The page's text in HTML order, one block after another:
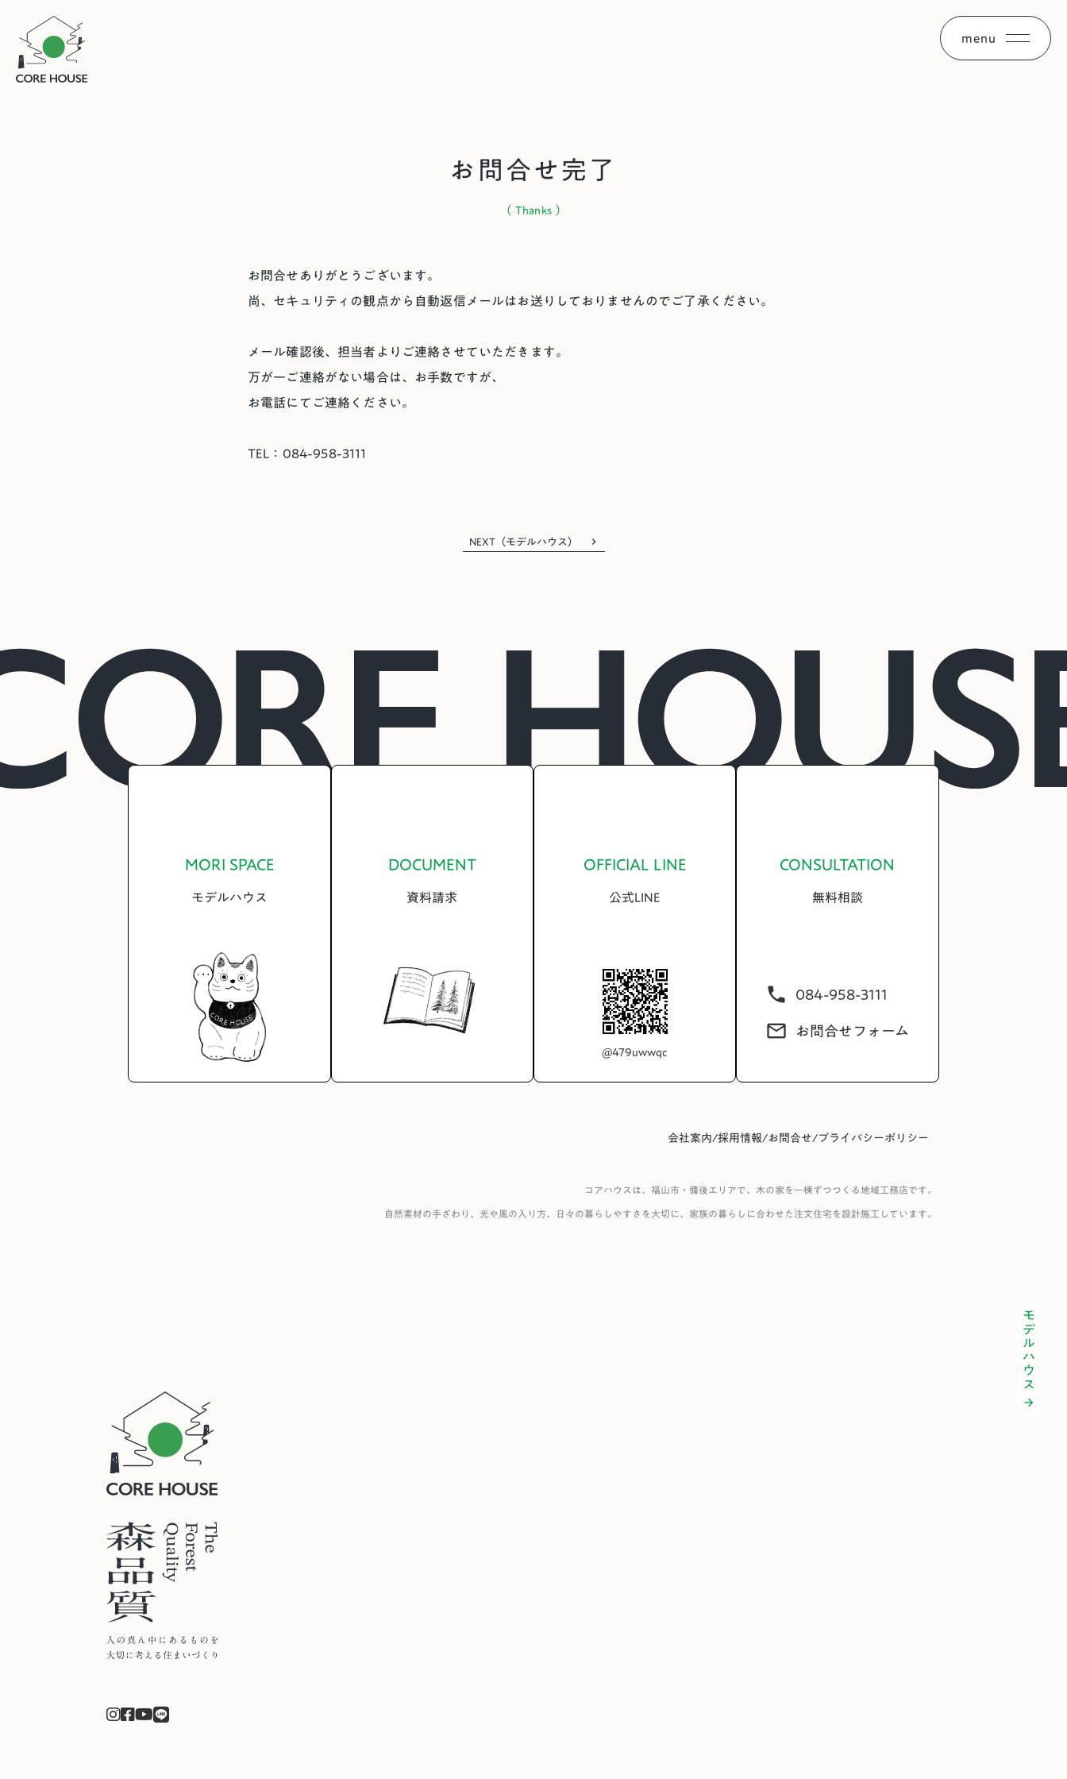
menu
お問合せ完了
（ Thanks ）
お問合せありがとうございます。
尚、セキュリティの観点から自動返信メールはお送りしておりませんのでご了承ください。
メール確認後、担当者よりご連絡させていただきます。
万が一ご連絡がない場合は、お手数ですが、
お電話にてご連絡ください。
TEL：084-958-3111
NEXT（モデルハウス） keyboard_arrow_right
MORI SPACE
モデルハウス
DOCUMENT
資料請求
OFFICIAL LINE
公式LINE
@479uwwqc
CONSULTATION
無料相談
phone 084-958-3111
mail_outline お問合せフォーム
会社案内/採用情報/お問合せ/プライバシーポリシー
コアハウスは、福山市・備後エリアで、木の家を一棟ずつつくる地域工務店です。
自然素材の手ざわり、光や風の入り方、日々の暮らしやすさを大切に、家族の暮らしに合わせた注文住宅を設計施工しています。
モデルハウス
arrow_forward